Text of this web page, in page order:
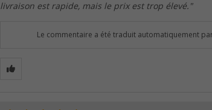
livraison est rapide, mais le prix est trop élevé."
Le commentaire a été traduit automatiquement